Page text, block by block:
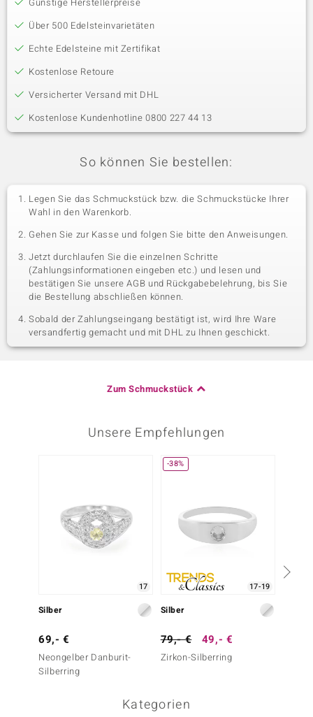
Über 500 Edelsteinvarietäten
Echte Edelsteine mit Zertifikat
Kostenlose Retoure
Versicherter Versand mit DHL
Kostenlose Kundenhotline 0800 227 44 13
So können Sie bestellen:
Legen Sie das Schmuckstück bzw. die Schmuckstücke Ihrer
Wahl in den Warenkorb.
Gehen Sie zur Kasse und folgen Sie bitte den Anweisungen.
Jetzt durchlaufen Sie die einzelnen Schritte
(Zahlungsinformationen eingeben etc.) und lesen und
bestätigen Sie unsere AGB und Rückgabebelehrung, bis Sie
die Bestellung abschließen können.
Sobald der Zahlungseingang bestätigt ist, wird Ihre Ware
versandfertig gemacht und mit DHL zu Ihnen geschickt.
Zum Schmuckstück
Unsere Empfehlungen
17
Silber
69,- €
Neongelber Danburit-
Silberring
-38%
17-19
Silber
79,- € 49,- €
Zirkon-Silberring
Kategorien